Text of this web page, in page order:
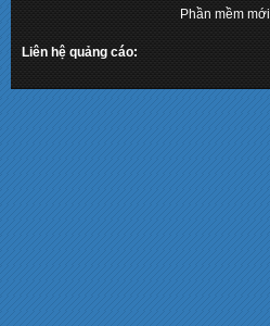
Phần mềm mới
Liên hệ quảng cáo: